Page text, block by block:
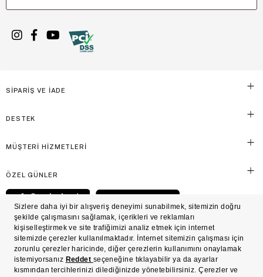
SİPARİŞ VE İADE
DESTEK
MÜŞTERİ HİZMETLERİ
ÖZEL GÜNLER
© Victoria's Secret Shaya Mağazacılık A.Ş. Franchise lisansı aracılığıyla işletilen ticari
markasıdır. Her hakkı saklıdır.
Süreç Bazlı Müşteri Aydınlatma Metni
Üyelik ve Gizlilik Sözleşmesi İşlem Rehberi